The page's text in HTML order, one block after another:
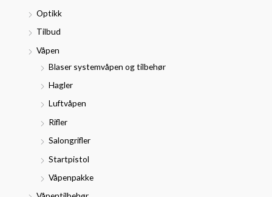
Optikk
Tilbud
Våpen
Blaser systemvåpen og tilbehør
Hagler
Luftvåpen
Rifler
Salongrifler
Startpistol
Våpenpakke